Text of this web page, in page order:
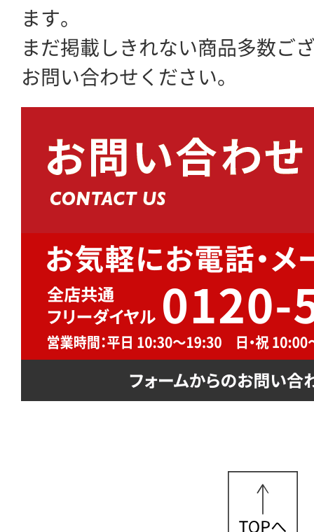
ます。
まだ掲載しきれない商品多数ご
お問い合わせください。